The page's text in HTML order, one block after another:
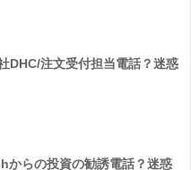
DHC/注文受付担当電話？迷惑
からの投資の勧誘電話？迷惑